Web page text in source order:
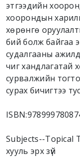
этгээдийн
хоорондын
хөрөнгө
бий болж байгаа
судалгааны
чиг хандлагатай
сурвалжийн
сурах бичигтээ
ISBN:
Subjects--Topical
хууль эрх зүй